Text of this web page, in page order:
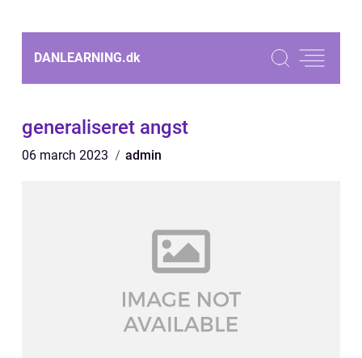
DANLEARNING.dk
generaliseret angst
06 march 2023 admin